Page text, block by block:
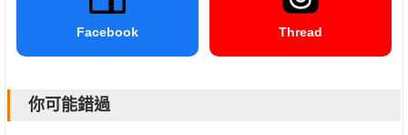
Facebook Thread
你可能錯過